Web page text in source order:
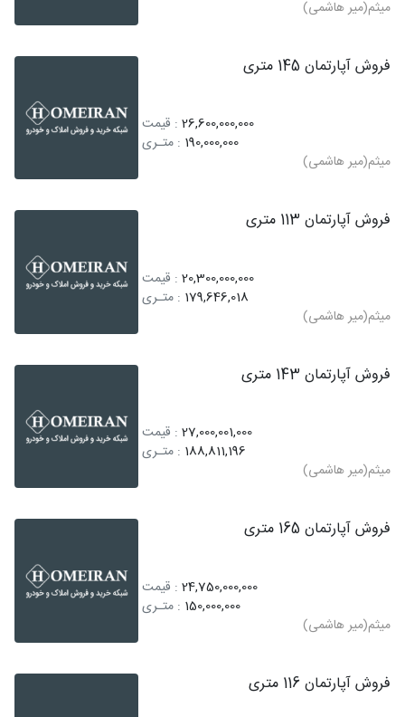
میثم(میر هاشمی)
فروش آپارتمان 145 متری
26,600,000,000 : قیمت
190,000,000 : متـری
میثم(میر هاشمی)
فروش آپارتمان 113 متری
20,300,000,000 : قیمت
179,646,018 : متـری
میثم(میر هاشمی)
فروش آپارتمان 143 متری
27,000,001,000 : قیمت
188,811,196 : متـری
میثم(میر هاشمی)
فروش آپارتمان 165 متری
24,750,000,000 : قیمت
150,000,000 : متـری
میثم(میر هاشمی)
فروش آپارتمان 116 متری